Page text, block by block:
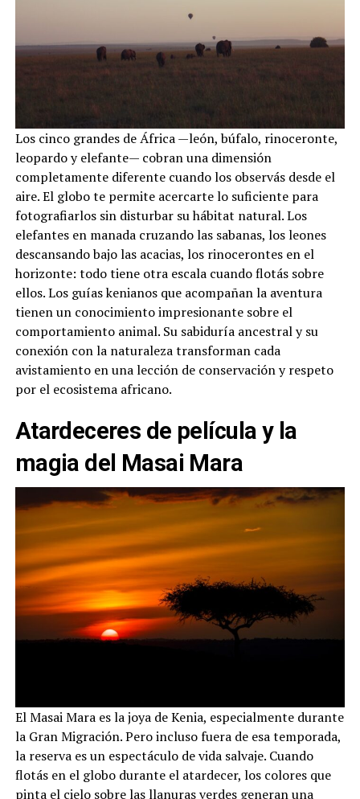
Los cinco grandes de África —león, búfalo, rinoceronte,
leopardo y elefante— cobran una dimensión
completamente diferente cuando los observás desde el
aire. El globo te permite acercarte lo suficiente para
fotografiarlos sin disturbar su hábitat natural. Los
elefantes en manada cruzando las sabanas, los leones
descansando bajo las acacias, los rinocerontes en el
horizonte: todo tiene otra escala cuando flotás sobre
ellos. Los guías kenianos que acompañan la aventura
tienen un conocimiento impresionante sobre el
comportamiento animal. Su sabiduría ancestral y su
conexión con la naturaleza transforman cada
avistamiento en una lección de conservación y respeto
por el ecosistema africano.
Atardeceres de película y la
magia del Masai Mara
El Masai Mara es la joya de Kenia, especialmente durante
la Gran Migración. Pero incluso fuera de esa temporada,
la reserva es un espectáculo de vida salvaje. Cuando
flotás en el globo durante el atardecer, los colores que
pinta el cielo sobre las llanuras verdes generan una